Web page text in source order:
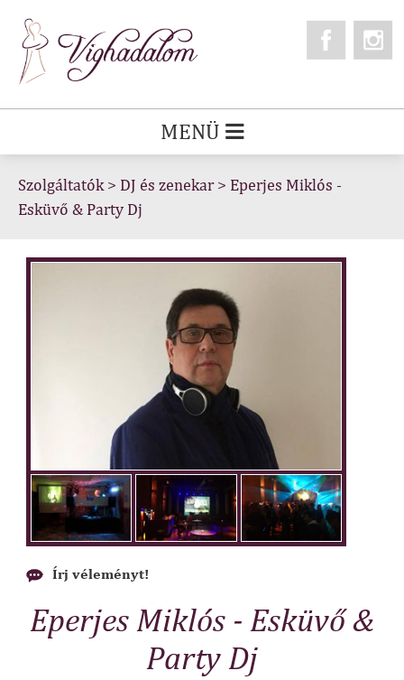
MENÜ
Szolgáltatók> DJ és zenekar> Eperjes Miklós -
Esküvő & Party Dj
Írj véleményt!
Eperjes Miklós - Esküvő &
Party Dj